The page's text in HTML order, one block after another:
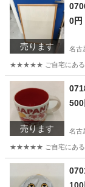
売ります
0円
名古
★★★★★ ご自宅にある不
愛知 名古屋市
売ります
500
名古
★★★★★ ご自宅にある不
愛知 名古屋市